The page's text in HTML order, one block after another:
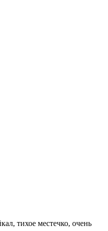
тихое местечко, очень